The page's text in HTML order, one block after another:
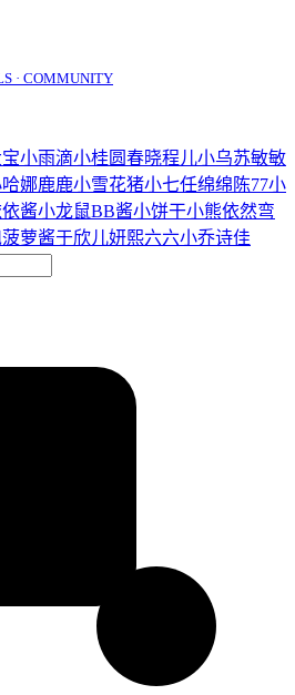
· COMMUNITY
小雨滴小桂圆春晓程儿小乌苏敏敏
娜鹿鹿小雪花猪小七任绵绵 陈77小
酱小龙鼠BB酱小饼干小熊依然弯
菠萝酱于欣儿妍熙六六小乔诗佳